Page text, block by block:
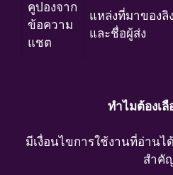
คูปองจาก
ข้อความ
แชต
แหล่งที่มาของลิ
และชื่อผู้ส่ง
ทำไมต้องเลื
มีเงื่อนไขการใช้งานที่อ่าน
สำคั